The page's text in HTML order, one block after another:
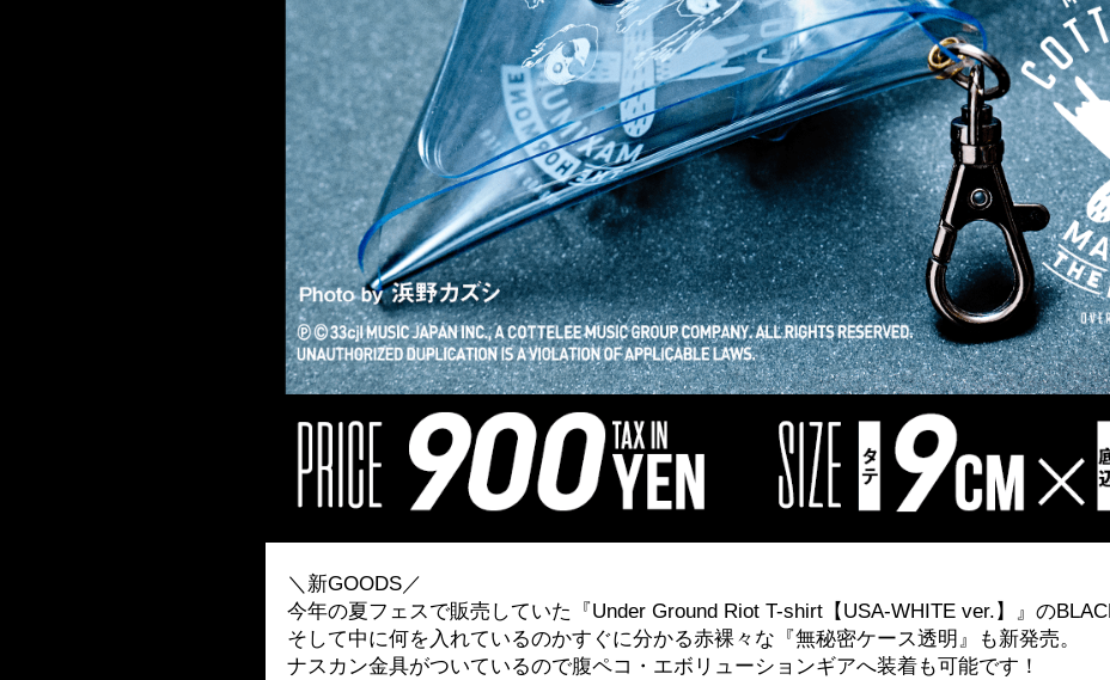
＼新GOODS／
今年の夏フェスで販売していた『Under Ground Riot T-shirt【USA-WHITE ver.】』の
そして中に何を入れているのかすぐに分かる赤裸々な『無秘密ケース透明』も新発売。
ナスカン金具がついているので腹ペコ・エボリューションギアへ装着も可能です！